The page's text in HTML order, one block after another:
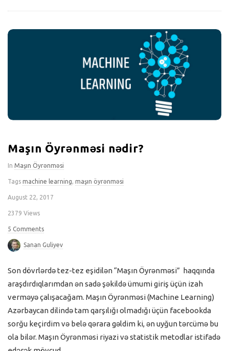
Maşın Öyrənməsi nədir?
In Maşın Öyrənməsi
Tags machine learning, maşın öyrənməsi
August 22, 2017
2379 Views
5 Comments
Sanan Guliyev
Son dövrlərdə tez-tez eşidilən “Maşın Öyrənməsi” haqqında
araşdırdıqlarımdan ən sadə şəkildə ümumi giriş üçün izah
verməyə çalışacağam. Maşın Öyrənməsi (Machine Learning)
Azərbaycan dilində tam qarşılığı olmadığı üçün facebookda
sorğu keçirdim və belə qərara gəldim ki, ən uyğun tərcümə bu
ola bilər. Maşın Öyrənməsi riyazi və statistik metodlar istifadə